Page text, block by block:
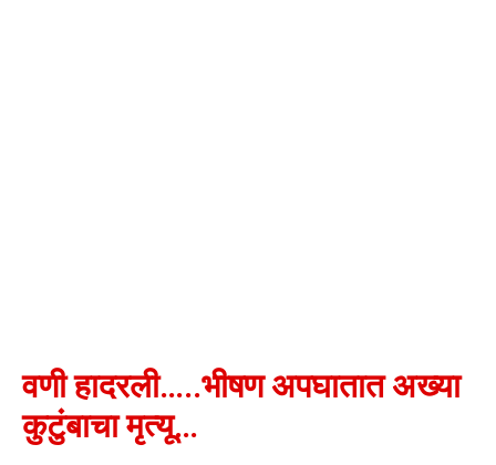
वणी हादरली…..भीषण अपघातात अख्या
कुटुंबाचा मृत्यू…